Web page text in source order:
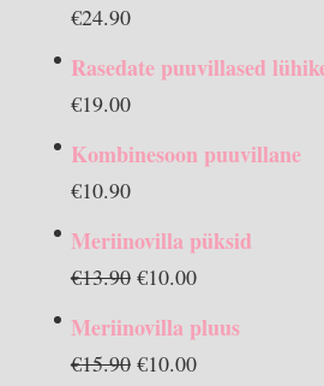
€24.90
Rasedate puuvillased
€19.00
Kombinesoon puuvillane
€10.90
Meriinovilla püksid
€13.90 Algne
€10.00Praegune
on:
Meriinovilla pluus
€15.90 Algne
€10.00Praegune